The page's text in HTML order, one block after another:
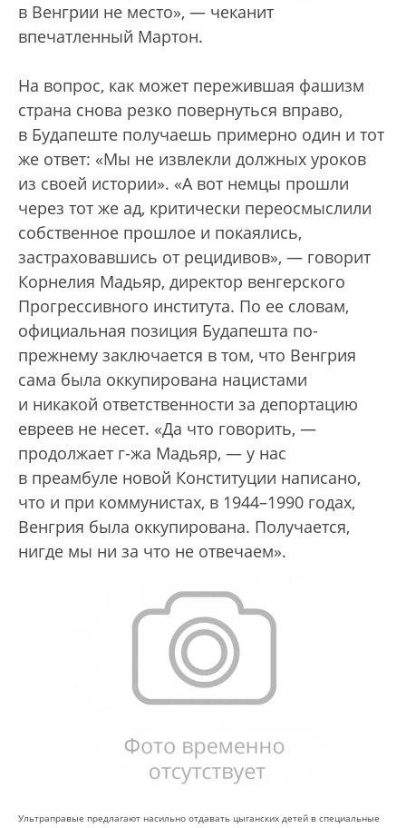
в Венгрии не место», — чеканит
впечатленный Мартон.
На вопрос, как может пережившая фашизм
страна снова резко повернуться вправо,
в Будапеште получаешь примерно один и тот
же ответ: «Мы не извлекли должных уроков
из своей истории». «А вот немцы прошли
через тот же ад, критически переосмыслили
собственное прошлое и покаялись,
застраховавшись от рецидивов», — говорит
Корнелия Мадьяр, директор венгерского
Прогрессивного института. По ее словам,
официальная позиция Будапешта по-
прежнему заключается в том, что Венгрия
сама была оккупирована нацистами
и никакой ответственности за депортацию
евреев не несет. «Да что говорить, —
продолжает г-жа Мадьяр, — у нас
в преамбуле новой Конституции написано,
что и при коммунистах, в 1944–1990 годах,
Венгрия была оккупирована. Получается,
нигде мы ни за что не отвечаем».
Ультраправые предлагают насильно отдавать цыганских детей в специальные